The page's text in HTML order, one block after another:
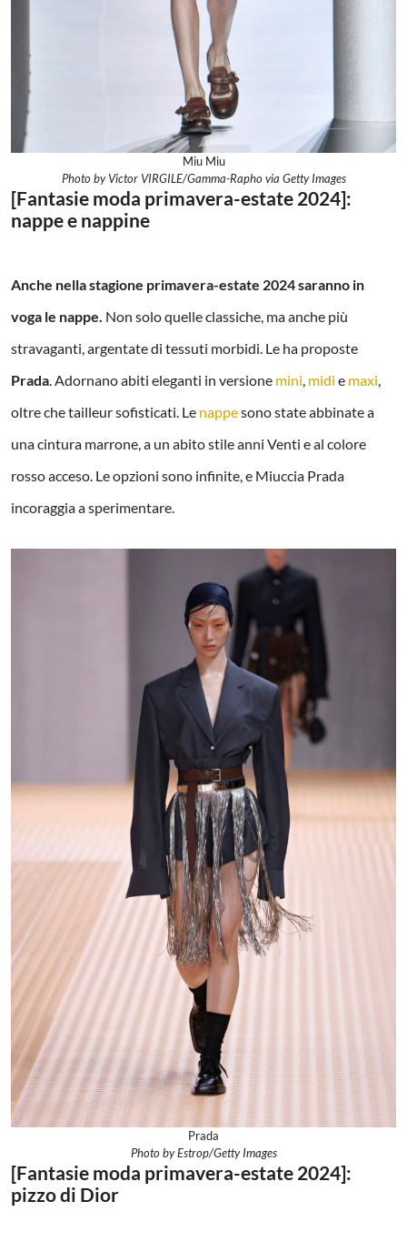
Miu Miu
Photo by Victor VIRGILE/Gamma-Rapho via Getty Images
[Fantasie moda primavera-estate 2024]:
nappe e nappine
Anche nella stagione primavera-estate 2024 saranno in
voga le nappe. Non solo quelle classiche, ma anche più
stravaganti, argentate di tessuti morbidi. Le ha proposte
Prada. Adornano abiti eleganti in versione mini, midi e maxi,
oltre che tailleur sofisticati. Le nappesono state abbinate a
una cintura marrone, a un abito stile anni Venti e al colore
rosso acceso. Le opzioni sono infinite, e Miuccia Prada
incoraggia a sperimentare.
Prada
Photo by Estrop/Getty Images
[Fantasie moda primavera-estate 2024]:
pizzo di Dior